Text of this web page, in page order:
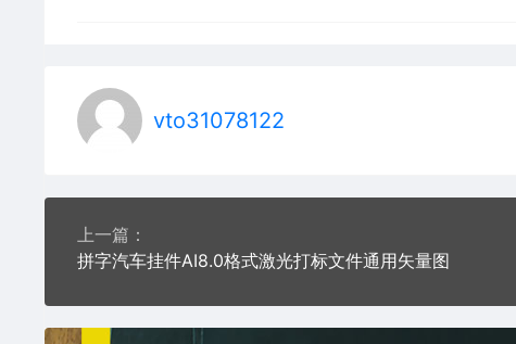
vto31078122
上一篇：
拼字汽车挂件AI8.0格式激光打标文件通用矢量图